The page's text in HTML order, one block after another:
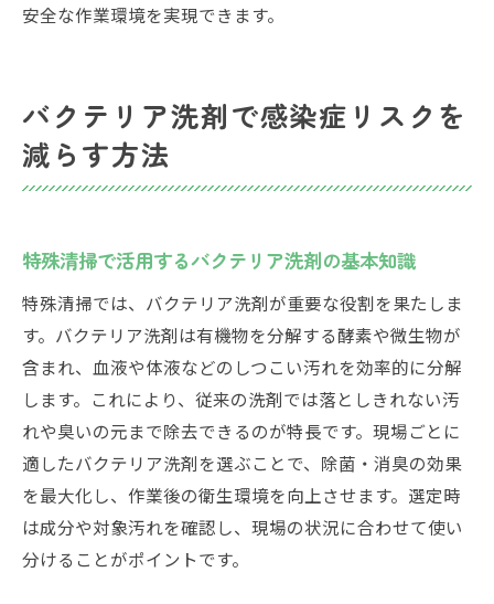
安全な作業環境を実現できます。
バクテリア洗剤で感染症リスクを
減らす方法
特殊清掃で活用するバクテリア洗剤の基本知識
特殊清掃では、バクテリア洗剤が重要な役割を果たしま
す。バクテリア洗剤は有機物を分解する酵素や微生物が
含まれ、血液や体液などのしつこい汚れを効率的に分解
します。これにより、従来の洗剤では落としきれない汚
れや臭いの元まで除去できるのが特長です。現場ごとに
適したバクテリア洗剤を選ぶことで、除菌・消臭の効果
を最大化し、作業後の衛生環境を向上させます。選定時
は成分や対象汚れを確認し、現場の状況に合わせて使い
分けることがポイントです。